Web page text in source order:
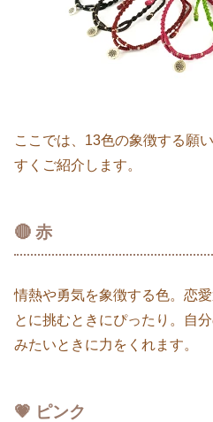
ここでは、13色の象徴する願
すくご紹介します。
🔴 赤
情熱や勇気を象徴する色。恋
とに挑むときにぴったり。自
みたいときに力をくれます。
💗 ピンク